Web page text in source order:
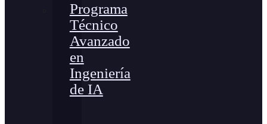
Programa
Técnico
Avanzado
en
Ingeniería
de IA